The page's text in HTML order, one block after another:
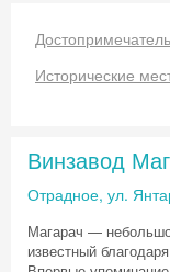
Исторические
Винзавод
Отрадное, ул.
Магарач —
известный